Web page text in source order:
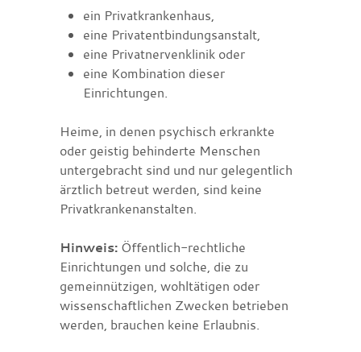
ein Privatkrankenhaus,
eine Privatentbindungsanstalt,
eine Privatnervenklinik oder
eine Kombination dieser
Einrichtungen.
Heime, in denen psychisch erkrankte
oder geistig behinderte Menschen
untergebracht sind und nur gelegentlich
ärztlich betreut werden, sind keine
Privatkrankenanstalten.
Hinweis: Öffentlich-rechtliche
Einrichtungen und solche, die zu
gemeinnützigen, wohltätigen oder
wissenschaftlichen Zwecken betrieben
werden, brauchen keine Erlaubnis.